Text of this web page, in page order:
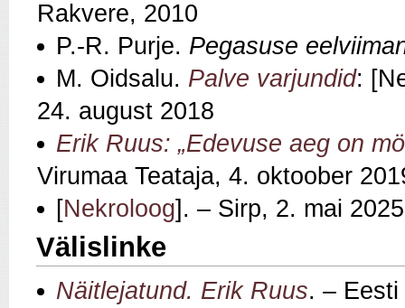
Rakvere, 2010
P.-R. Purje. Pegasuse
M. Oidsalu. Palve varjundid:
24. august 2018
Erik Ruus: „Edevuse aeg on
Virumaa Teataja, 4. oktoober
[Nekroloog]. – Sirp, 2. mai 2025
Välislinke
Näitlejatund. Erik Ruus. –